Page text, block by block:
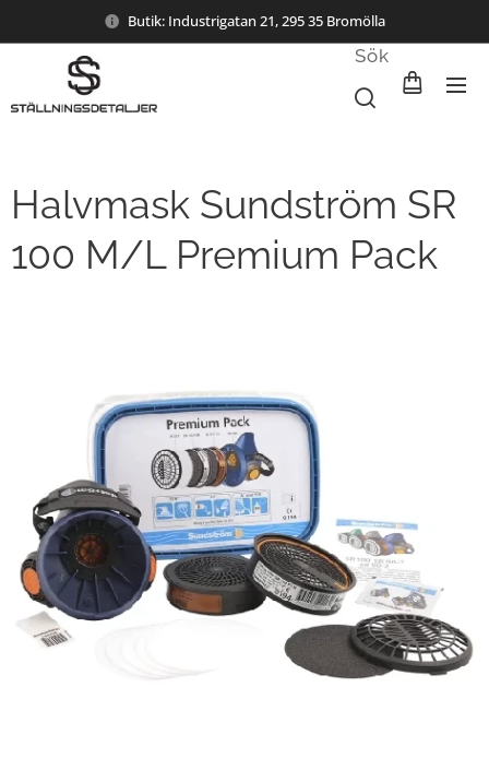
Butik: Industrigatan 21, 295 35 Bromölla
Sök
Halvmask Sundström SR
100 M/L Premium Pack